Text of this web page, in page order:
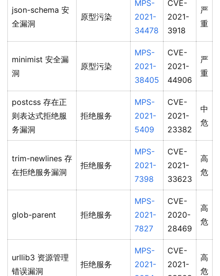
json-schema 安
全漏洞
原型污染
MPS-
2021-
34478
CVE-
2021-
3918
严
重
minimist 安全漏
洞
原型污染
MPS-
2021-
38405
CVE-
2021-
44906
严
重
postcss 存在正
则表达式拒绝服
务漏洞
拒绝服务
MPS-
2021-
5409
CVE-
2021-
23382
中
危
trim-newlines 存
在拒绝服务漏洞
拒绝服务
MPS-
2021-
7398
CVE-
2021-
33623
高
危
glob-parent 拒绝服务
MPS-
2021-
7827
CVE-
2020-
28469
高
危
urllib3 资源管理
错误漏洞
拒绝服务
MPS-
2021-
CVE-
2021-
高
危